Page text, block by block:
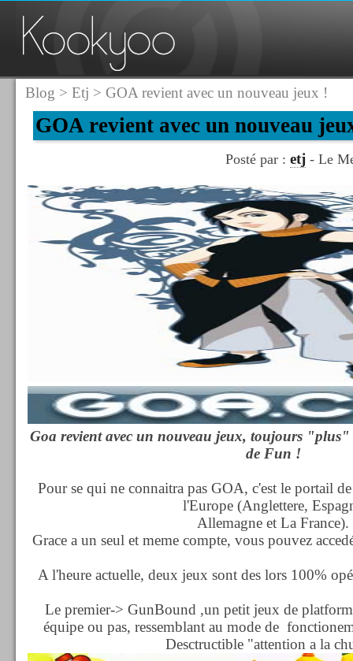
Blog > Etj > GOA revient avec un nouveau jeux !
GOA revient avec un nouveau
Posté par : etj - Le
Goa revient avec un nouveau jeux, toujours
de Fun !
Pour se qui ne connaitra pas GOA, c'est le portail
l'Europe (Anglettere,
Allemagne et La France).
Grace a un seul et meme compte, vous pouvez
A l'heure actuelle, deux jeux sont des lors 100%
Le premier-> GunBound ,un petit jeux de
équipe ou pas, ressemblant au mode de
Desctructible "attention a la